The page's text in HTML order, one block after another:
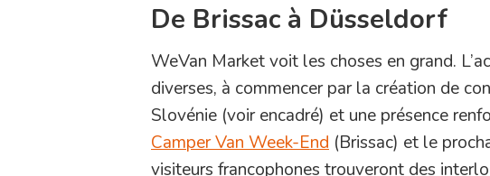
De Brissac à Düsseldorf
WeVan Market voit les choses en grand.
diverses, à commencer par la création de
Slovénie (voir encadré) et une présence
Camper Van Week-End (Brissac) et le
visiteurs francophones trouveront des